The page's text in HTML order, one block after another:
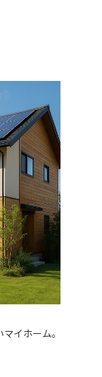
イホーム。